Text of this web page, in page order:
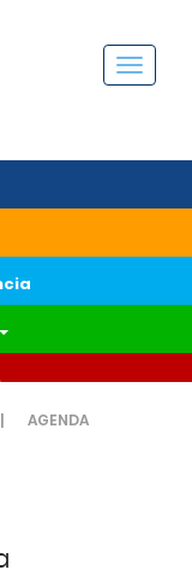
Menú
AGENDA